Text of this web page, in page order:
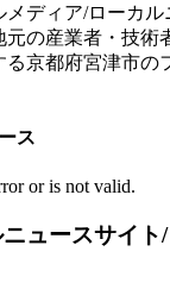
メディア/ローカ
元の産業者・技術
る京都府宮津市の
ス
or is not valid.
ュースサイト